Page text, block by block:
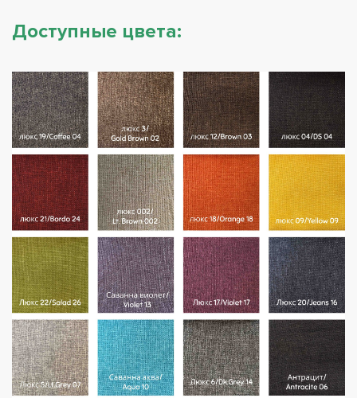
Доступные цвета: